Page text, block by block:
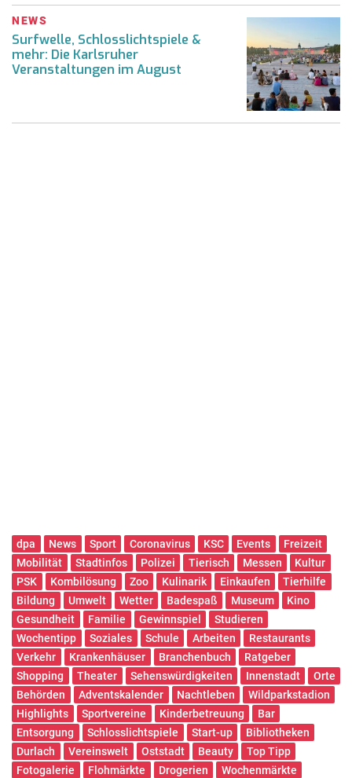
NEWS
Surfwelle, Schlosslichtspiele &
mehr: Die Karlsruher
Veranstaltungen im August
dpa News Sport Coronavirus KSC Events
Freizeit
Mobilität
Stadtinfos Polizei Tierisch Messen
Kultur
PSK
Kombilösung Zoo Kulinarik Einkaufen
Tierhilfe
Bildung
Umwelt Wetter Badespaß Museum
Kino
Gesundheit
Familie Gewinnspiel
Studieren
Wochentipp
Soziales Schule Arbeiten
Restaurants
Verkehr
Krankenhäuser Branchenbuch
Ratgeber
Shopping
Theater Sehenswürdigkeiten Innenstadt
Orte
Behörden
Adventskalender Nachtleben
Wildparkstadion
Highlights
Sportvereine Kinderbetreuung
Bar
Entsorgung
Schlosslichtspiele Start-up
Bibliotheken
Durlach
Vereinswelt Oststadt Beauty
Top Tipp
Fotogalerie
Flohmärkte Drogerien
Wochenmärkte